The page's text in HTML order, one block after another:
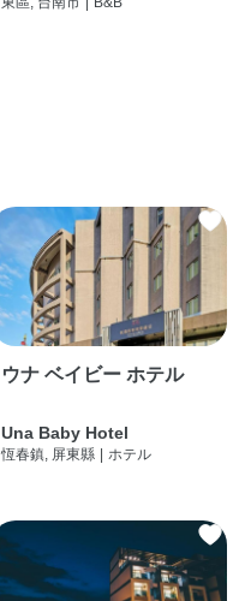
ウナ ベイビー ホテル
Una Baby Hotel
恆春鎮, 屏東縣 ホテル